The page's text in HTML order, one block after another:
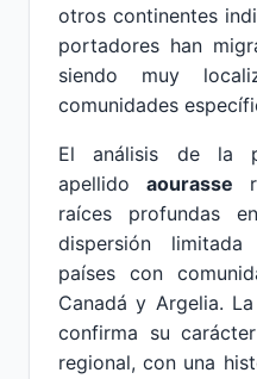
otros continentes
portadores han
siendo muy
comunidades
El análisis de la
apellido aourasse
raíces profundas
dispersión
países con
Canadá y Argelia.
confirma su
regional, con una